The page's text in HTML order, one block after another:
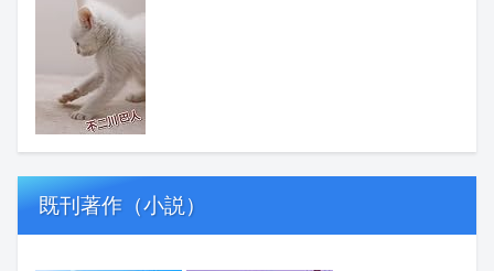
既刊著作（小説）